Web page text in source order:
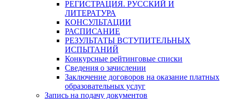
РЕГИСТРАЦИЯ. РУССКИЙ И
ЛИТЕРАТУРА
КОНСУЛЬТАЦИИ
РАСПИСАНИЕ
РЕЗУЛЬТАТЫ ВСТУПИТЕЛЬНЫХ
ИСПЫТАНИЙ
Конкурсные рейтинговые списки
Сведения о зачислении
Заключение договоров на оказание платных
образовательных услуг
Запись на подачу документов